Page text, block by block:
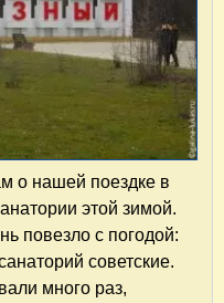
о нашей поездке в
этой зимой.
повезло с погодой:
советские.
много раз,